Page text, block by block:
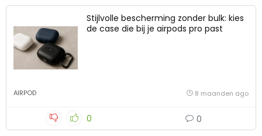
Stijlvolle bescherming zonder bulk: kies
de case die bij je airpods pro past
AIRPOD 8 maanden ago
0 0